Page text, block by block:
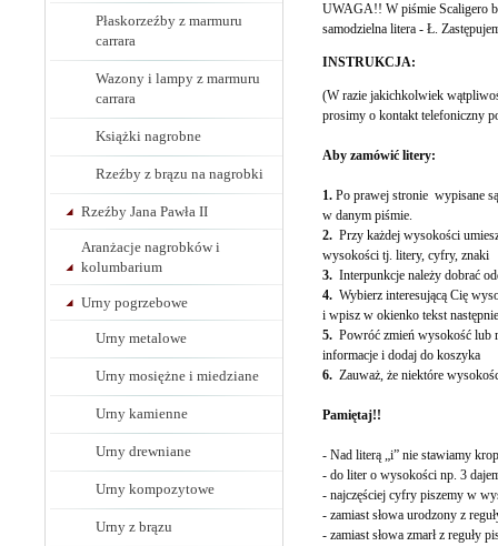
Płaskorzeźby z marmuru
carrara
Wazony i lampy z marmuru
carrara
Książki nagrobne
Rzeźby z brązu na nagrobki
Rzeźby Jana Pawła II
Aranżacje nagrobków i
kolumbarium
Urny pogrzebowe
Urny metalowe
Urny mosiężne i miedziane
Urny kamienne
Urny drewniane
Urny kompozytowe
Urny z brązu
UWAGA!! W piśmie Scaligero
samodzielna litera - Ł.
INSTRUKCJA:
(W razie jakichkolwiek
prosimy o kontakt telefoniczny
Aby zamówić litery:
1. Po prawej stronie wypisane
w danym piśmie.
2. Przy każdej wysokości
wysokości tj. litery, cyfry, znaki
3. Interpunkcje należy dobrać
4. Wybierz interesującą Cię
i wpisz w okienko tekst
5. Powróć zmień wysokość
informacje i dodaj do koszyka
6. Zauważ, że niektóre
Pamiętaj!!
- Nad literą „i” nie stawiamy
- do liter o wysokości np. 3
- najczęściej cyfry piszemy w
- zamiast słowa urodzony z
- zamiast słowa zmarł z reguły